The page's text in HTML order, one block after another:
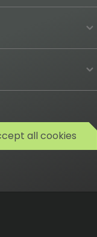
in einem separaten
all cookies